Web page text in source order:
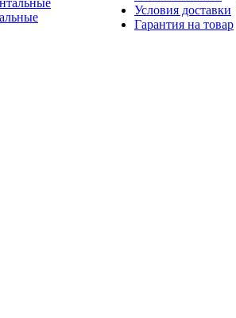
Условия доставки
Гарантия на товар